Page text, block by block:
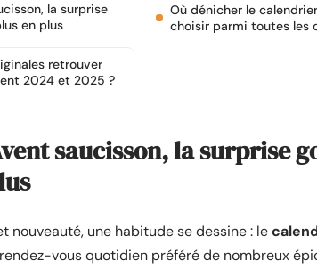
la surprise
en plus
retrouver
2024 et 2025 ?
Où dénicher le
choisir parmi toutes les
saucisson, la surprise
nouveauté, une habitude se dessine : le
vous quotidien préféré de nombreux